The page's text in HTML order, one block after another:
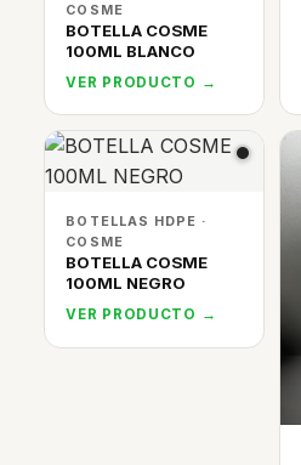
COSME
BOTELLA COSME
100ML BLANCO
VER PRODUCTO →
BOTELLAS HDPE ·
COSME
BOTELLA COSME
100ML NEGRO
VER PRODUCTO →